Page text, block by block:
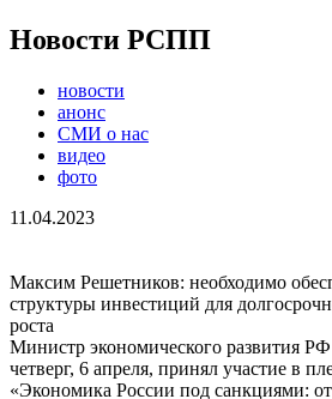
Новости РСПП
новости
анонс
СМИ о нас
видео
фото
11.04.2023
Максим Решетников: необходимо
структуры инвестиций для
роста
Министр экономического развития
четверг, 6 апреля, принял участие в
«Экономика России под санкциями: